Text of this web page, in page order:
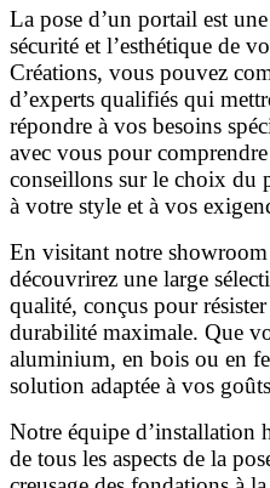
La pose d’un portail est
sécurité et l’esthétique de
Créations, vous pouvez
d’experts qualifiés qui
répondre à vos besoins
avec vous pour
conseillons sur le choix du
à votre style et à vos
En visitant notre showroom
découvrirez une large
qualité, conçus pour
durabilité maximale. Que
aluminium, en bois ou en
solution adaptée à vos
Notre équipe d’installation
de tous les aspects de la